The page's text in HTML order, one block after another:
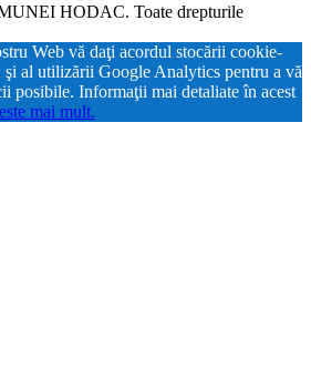
HODAC. Toate drepturile
Web vă daţi acordul stocării cookie-
al utilizării Google Analytics pentru a vă
posibile. Informaţii mai detaliate în acest
mai mult.